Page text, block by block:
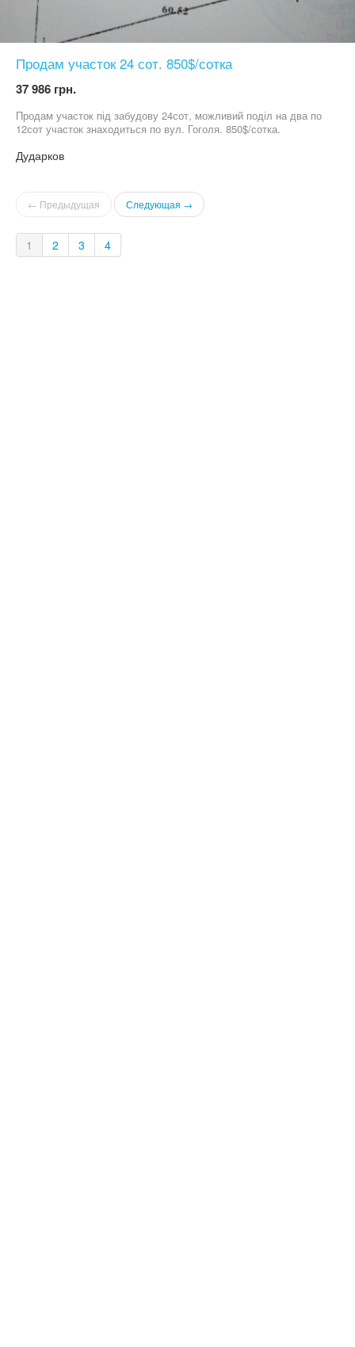
Продам участок 24 сот. 850$/сотка
37 986 грн.
Продам участок під забудову 24сот, можливий поділ на два по
12сот участок знаходиться по вул. Гоголя. 850$/сотка.
Дударков
← Предыдущая Следующая →
1 2 3 4